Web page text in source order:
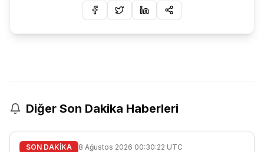
Diğer Son Dakika Haberleri
SON DAKİKA 8 Ağustos 2026 00:30:22 UTC